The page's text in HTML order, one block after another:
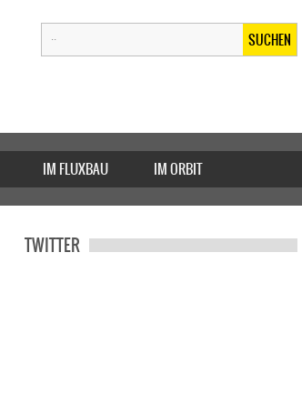
SUCHEN
IM FLUXBAU IM ORBIT
TWITTER